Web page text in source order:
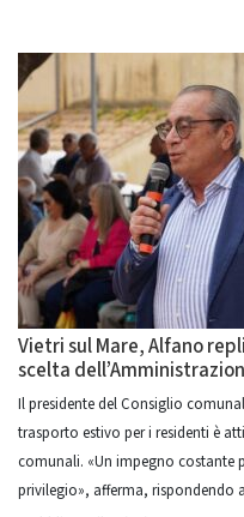
Vietri sul Mare, Alfano
scelta
Il presidente del Consiglio
trasporto estivo per i residenti è
comunali. «Un impegno
privilegio», afferma, rispondendo